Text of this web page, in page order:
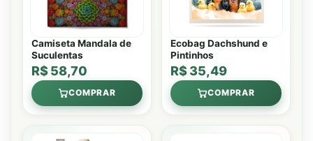
Camiseta Mandala de
Suculentas
R$ 58,70
COMPRAR
Ecobag Dachshund e
Pintinhos
R$ 35,49
COMPRAR